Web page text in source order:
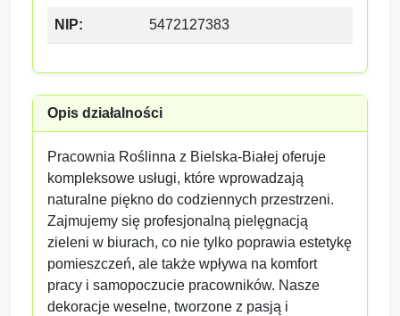
NIP: 5472127383
Opis działalności
Pracownia Roślinna z Bielska-Białej oferuje
kompleksowe usługi, które wprowadzają
naturalne piękno do codziennych przestrzeni.
Zajmujemy się profesjonalną pielęgnacją
zieleni w biurach, co nie tylko poprawia estetykę
pomieszczeń, ale także wpływa na komfort
pracy i samopoczucie pracowników. Nasze
dekoracje weselne, tworzone z pasją i